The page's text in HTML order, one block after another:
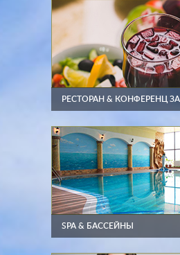
РЕСТОРАН & КОНФЕРЕНЦ
SPA & БАССЕЙНЫ